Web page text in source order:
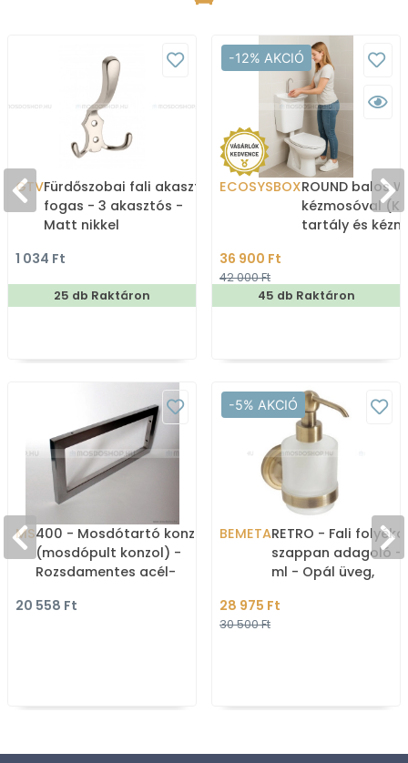
GTVFürdőszobai fali akasztó,
fogas - 3 akasztós -
Matt nikkel
1 034 Ft
25 db Raktáron
-12% AKCIÓ
ECOSYSBOXROUND balos
kézmosóval
tartály és
36 900 Ft
42 000 Ft
45 db Raktáron
MS400 - Mosdótartó konzol
(mosdópult konzol) -
Rozsdamentes acél-
20 558 Ft
-5% AKCIÓ
BEMETARETRO - Fali
szappan adagoló -
ml - Opál üveg,
réz
28 975 Ft
30 500 Ft